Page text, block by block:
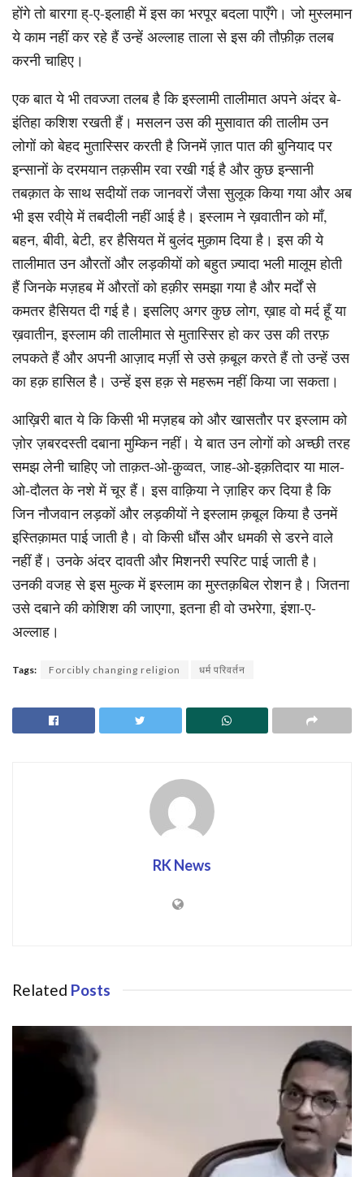
होंगे तो बारगा ह्-ए-इलाही में इस का भरपूर बदला पाएँगे। जो मुस्लमान
ये काम नहीं कर रहे हैं उन्हें अल्लाह ताला से इस की तौफ़ीक़ तलब
करनी चाहिए।
एक बात ये भी तवज्जा तलब है कि इस्लामी तालीमात अपने अंदर बे-
इंतिहा कशिश रखती हैं। मसलन उस की मुसावात की तालीम उन
लोगों को बेहद मुतास्सिर करती है जिनमें ज़ात पात की बुनियाद पर
इन्सानों के दरमयान तक़सीम रवा रखी गई है और कुछ इन्सानी
तबक़ात के साथ सदीयों तक जानवरों जैसा सुलूक किया गया और अब
भी इस रवी्ये में तबदीली नहीं आई है। इस्लाम ने ख़वातीन को माँ,
बहन, बीवी, बेटी, हर हैसियत में बुलंद मुक़ाम दिया है। इस की ये
तालीमात उन औरतों और लड़कीयों को बहुत ज़्यादा भली मालूम होती
हैं जिनके मज़हब में औरतों को हक़ीर समझा गया है और मर्दों से
कमतर हैसियत दी गई है। इसलिए अगर कुछ लोग, ख़ाह वो मर्द हूँ या
ख़वातीन, इस्लाम की तालीमात से मुतास्सिर हो कर उस की तरफ़
लपकते हैं और अपनी आज़ाद मर्ज़ी से उसे क़बूल करते हैं तो उन्हें उस
का हक़ हासिल है। उन्हें इस हक़ से महरूम नहीं किया जा सकता।
आख़िरी बात ये कि किसी भी मज़हब को और खासतौर पर इस्लाम को
ज़ोर ज़बरदस्ती दबाना मुम्किन नहीं। ये बात उन लोगों को अच्छी तरह
समझ लेनी चाहिए जो ताक़त-ओ-क़ुव्वत, जाह-ओ-इक़तिदार या माल-
ओ-दौलत के नशे में चूर हैं। इस वाक़िया ने ज़ाहिर कर दिया है कि
जिन नौजवान लड़कों और लड़कीयों ने इस्लाम क़बूल किया है उनमें
इस्तिक़ामत पाई जाती है। वो किसी धौंस और धमकी से डरने वाले
नहीं हैं। उनके अंदर दावती और मिशनरी स्परिट पाई जाती है।
उनकी वजह से इस मुल्क में इस्लाम का मुस्तक़बिल रोशन है। जितना
उसे दबाने की कोशिश की जाएगा, इतना ही वो उभरेगा, इंशा-ए-
अल्लाह।
Tags: Forcibly changing religion धर्म परिवर्तन
RK News
Related Posts